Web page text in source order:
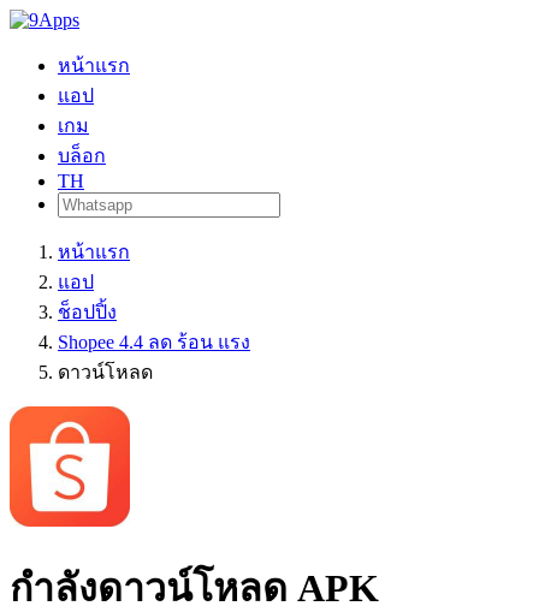
หน้าแรก
แอป
เกม
บล็อก
TH
หน้าแรก
แอป
ช็อปปิ้ง
Shopee 4.4 ลด ร้อน แรง
ดาวน์โหลด
กำลังดาวน์โหลด APK